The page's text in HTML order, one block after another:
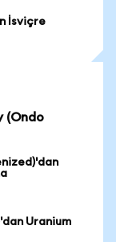
İsviçre
(Ondo
Uranium